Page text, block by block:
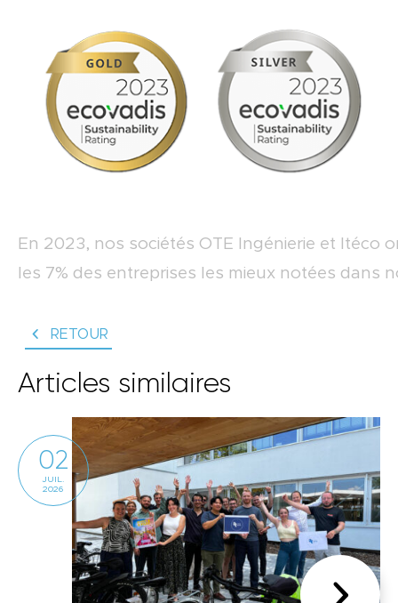
En 2023, nos sociétés OTE Ingénierie et Itéco
les 7% des entreprises les mieux notées dans
RETOUR
Articles similaires
02
JUIL.
2026